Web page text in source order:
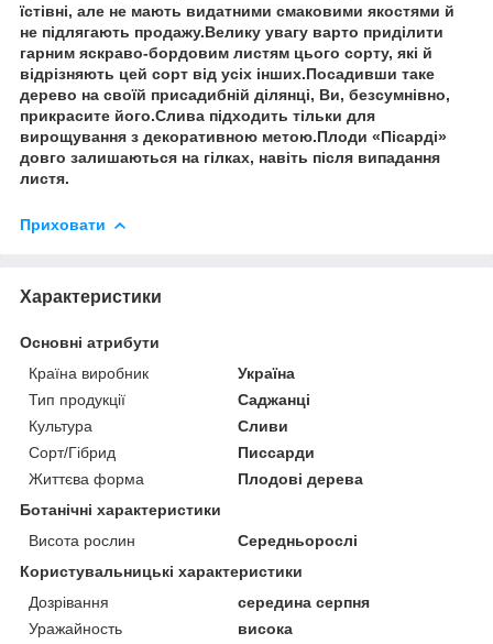
їстівні, але не мають видатними смаковими якостями й
не підлягають продажу.Велику увагу варто приділити
гарним яскраво-бордовим листям цього сорту, які й
відрізняють цей сорт від усіх інших.Посадивши таке
дерево на своїй присадибній ділянці, Ви, безсумнівно,
прикрасите його.Слива підходить тільки для
вирощування з декоративною метою.Плоди «Пісарді»
довго залишаються на гілках, навіть після випадання
листя.
Приховати
Характеристики
Основні атрибути
Країна виробник
Україна
Тип продукції
Саджанці
Культура
Сливи
Сорт/Гібрид
Писсарди
Життєва форма
Плодові дерева
Ботанічні характеристики
Висота рослин
Середньорослі
Користувальницькі характеристики
Дозрівання
середина серпня
Уражайность
висока